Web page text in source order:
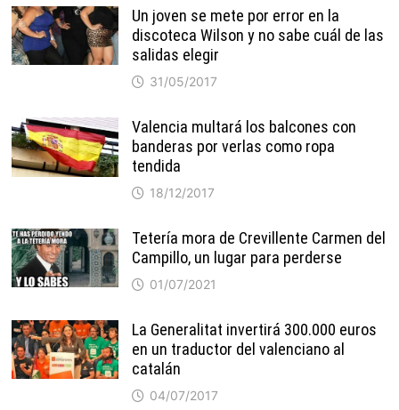
Un joven se mete por error en la
discoteca Wilson y no sabe cuál de las
salidas elegir
31/05/2017
Valencia multará los balcones con
banderas por verlas como ropa
tendida
18/12/2017
Tetería mora de Crevillente Carmen del
Campillo, un lugar para perderse
01/07/2021
La Generalitat invertirá 300.000 euros
en un traductor del valenciano al
catalán
04/07/2017